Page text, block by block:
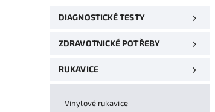
DIAGNOSTICKÉ TESTY
ZDRAVOTNICKÉ POTŘEBY
RUKAVICE
Vinylové rukavice